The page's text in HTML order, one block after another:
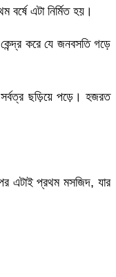
এটা নির্মিত হয়।
করে যে জনবসতি গড়ে
ছড়িয়ে পড়ে। হজরত
এটাই প্রথম মসজিদ, যার